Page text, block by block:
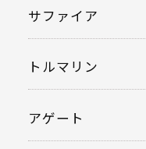
サファイア
トルマリン
アゲート